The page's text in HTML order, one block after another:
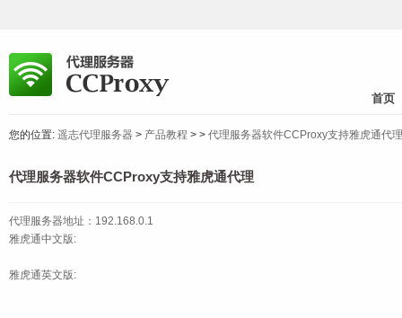
首页
您的位置: 遥志代理服务器 > 产品教程 > > 代理服务器软件CCProxy支持雅虎通代理
代理服务器软件CCProxy支持雅虎通代理
代理服务器地址：192.168.0.1
雅虎通中文版:
雅虎通英文版: